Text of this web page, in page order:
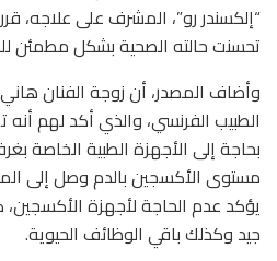
“إلكسندر رو”، المشرف على علاجه،
تحسنت حالته الصحية بشكل مطمئن
وأضاف المصدر، أن زوجة الفنان
الطبيب الفرنسي، والذي أكد لهم
بحاجة إلى الأجهزة الطبية الخاصة
مستوى الأكسجين بالدم وصل إلى
يؤكد عدم الحاجة لأجهزة
جيد وكذلك باقي الوظائف الحيوية.